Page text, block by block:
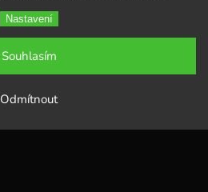
Nastavení
Odmítnout
Souhlasím